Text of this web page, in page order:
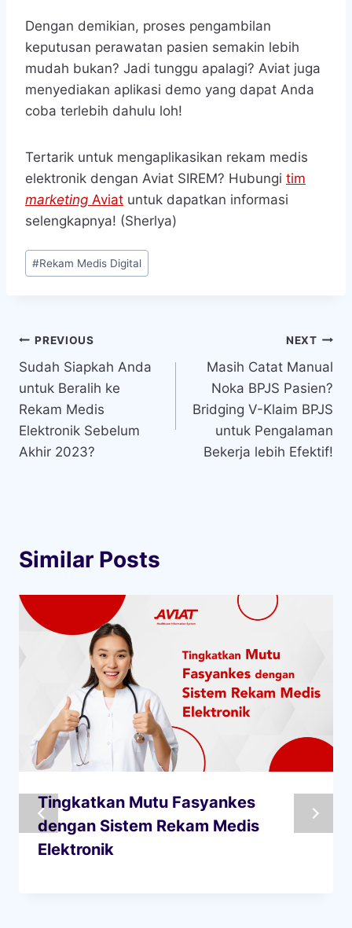
Dengan demikian, proses pengambilan
keputusan perawatan pasien semakin lebih
mudah bukan? Jadi tunggu apalagi? Aviat juga
menyediakan aplikasi demo yang dapat Anda
coba terlebih dahulu loh!
Tertarik untuk mengaplikasikan rekam medis
elektronik dengan Aviat SIREM? Hubungi tim
marketing Aviat untuk dapatkan informasi
selengkapnya! (Sherlya)
Post
Tags:
#Rekam Medis Digital
Navigasi
pos
PREVIOUS
Sudah Siapkah Anda
untuk Beralih ke
Rekam Medis
Elektronik Sebelum
Akhir 2023?
NEXT
Masih Catat Manual
Noka BPJS Pasien?
Bridging V-Klaim BPJS
untuk Pengalaman
Bekerja lebih Efektif!
Similar Posts
Tingkatkan Mutu Fasyankes
dengan Sistem Rekam Medis
Elektronik